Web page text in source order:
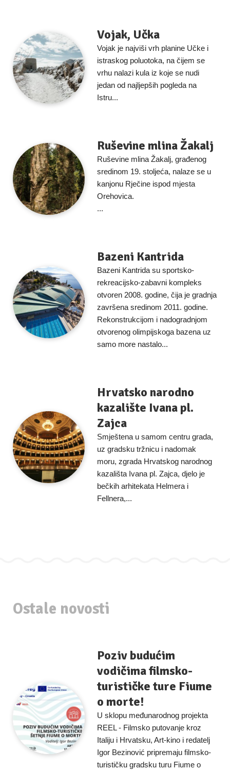
Vojak, Učka
Vojak je najviši vrh planine Učke i
istraskog poluotoka, na čijem se
vrhu nalazi kula iz koje se nudi
jedan od najljepših pogleda na
Istru...
Ruševine mlina Žakalj
Ruševine mlina Žakalj, građenog
sredinom 19. stoljeća, nalaze se u
kanjonu Rječine ispod mjesta
Orehovica.
...
Bazeni Kantrida
Bazeni Kantrida su sportsko-
rekreacijsko-zabavni kompleks
otvoren 2008. godine, čija je gradnja
završena sredinom 2011. godine.
Rekonstrukcijom i nadogradnjom
otvorenog olimpijskoga bazena uz
samo more nastalo...
Hrvatsko narodno
kazalište Ivana pl.
Zajca
Smještena u samom centru grada,
uz gradsku tržnicu i nadomak
moru, zgrada Hrvatskog narodnog
kazališta Ivana pl. Zajca, djelo je
bečkih arhitekata Helmera i
Fellnera,...
Ostale novosti
Poziv budućim
vodičima filmsko-
turističke ture Fiume
o morte!
U sklopu međunarodnog projekta
REEL - Filmsko putovanje kroz
Italiju i Hrvatsku, Art-kino i redatelj
Igor Bezinović pripremaju filmsko-
turističku gradsku turu Fiume o